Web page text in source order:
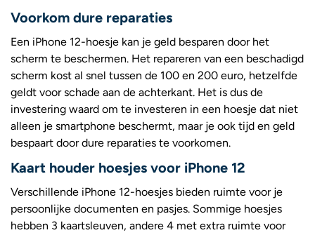
Voorkom dure reparaties
Een iPhone 12-hoesje kan je geld besparen door het
scherm te beschermen. Het repareren van een beschadigd
scherm kost al snel tussen de 100 en 200 euro, hetzelfde
geldt voor schade aan de achterkant. Het is dus de
investering waard om te investeren in een hoesje dat niet
alleen je smartphone beschermt, maar je ook tijd en geld
bespaart door dure reparaties te voorkomen.
Kaart houder hoesjes voor iPhone 12
Verschillende iPhone 12-hoesjes bieden ruimte voor je
persoonlijke documenten en pasjes. Sommige hoesjes
hebben 3 kaartsleuven, andere 4 met extra ruimte voor